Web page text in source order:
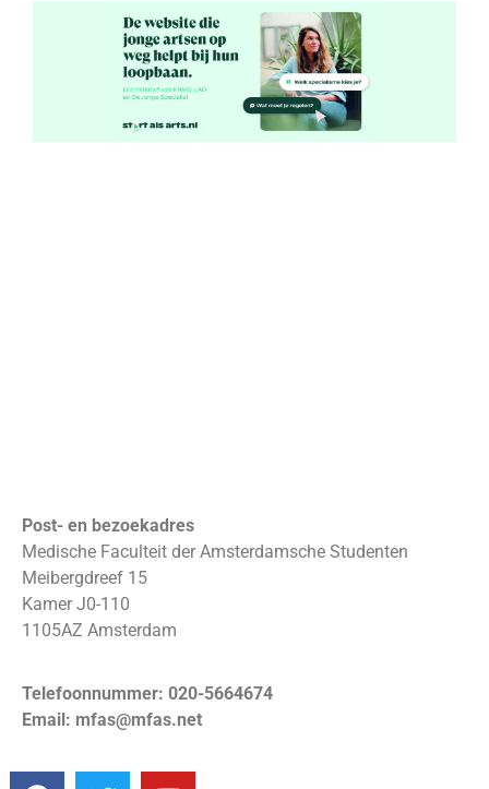
Post- en bezoekadres
Medische Faculteit der Amsterdamsche Studenten
Meibergdreef 15
Kamer J0-110
1105AZ Amsterdam
Telefoonnummer: 020-5664674
Email: mfas@mfas.net